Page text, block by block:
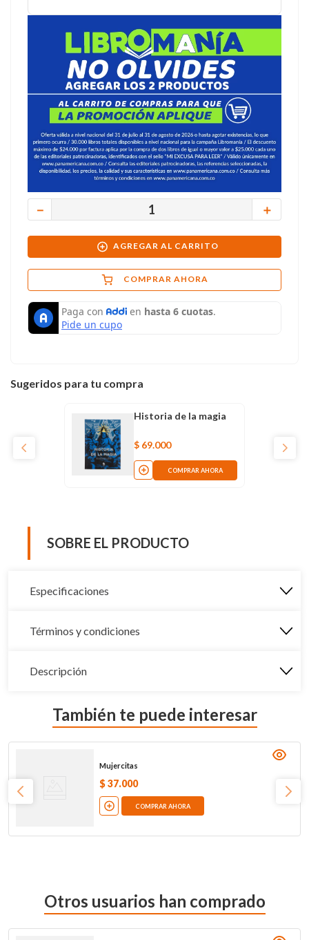
＋
－
AGREGAR AL CARRITO
COMPRAR AHORA
Sugeridos para tu compra
Historia de la magia
$ 69.000
COMPRAR AHORA
SOBRE EL PRODUCTO
Especificaciones
Términos y condiciones
Descripción
También te puede interesar
Mujercitas
$ 37.000
COMPRAR AHORA
Otros usuarios han comprado